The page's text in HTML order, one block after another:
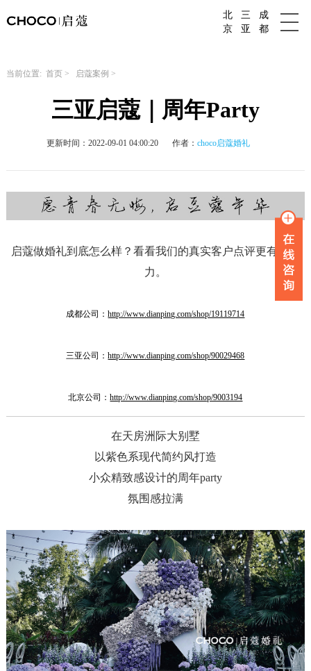
北
京
三
亚
成
都
当前位置: 首页> 启蔻案例 >
三亚启蔻｜周年Party
更新时间：2022-09-01 04:00:20 作者：choco启蔻婚礼
启蔻做婚礼到底怎么样？看看我们的真实客户点评更有说服
力。
成都公司：http://www.dianping.com/shop/19119714
三亚公司：http://www.dianping.com/shop/90029468
北京公司：http://www.dianping.com/shop/9003194
在天房洲际大别墅
以紫色系现代简约风打造
小众精致感设计的周年party
氛围感拉满